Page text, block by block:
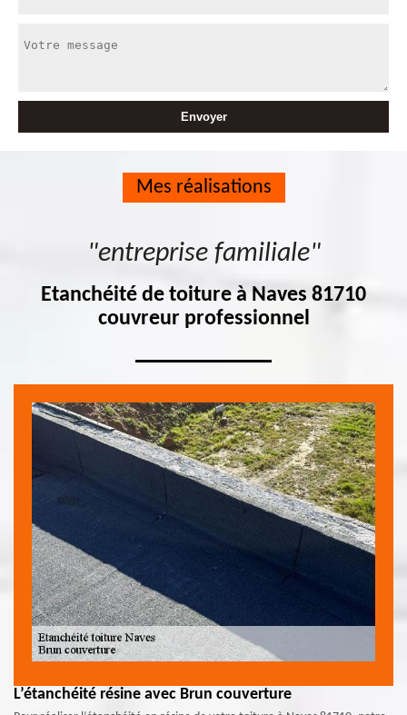
Mes réalisations
"entreprise familiale"
Etanchéité de toiture à Naves 81710
couvreur professionnel
L’étanchéité résine avec Brun couverture